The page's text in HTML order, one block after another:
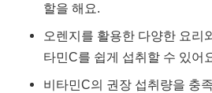
할을 해요.
오렌지를 활용한 다양한 요리
타민C를 쉽게 섭취할 수 있어
비타민C의 권장 섭취량을 충